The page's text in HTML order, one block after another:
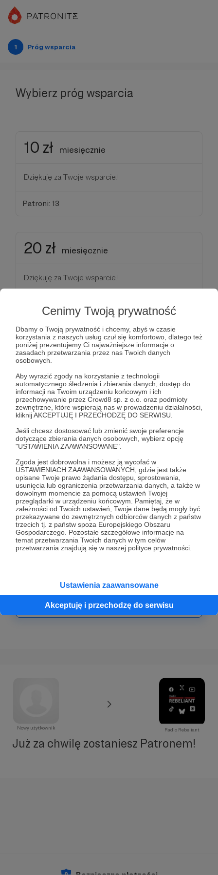
Cenimy Twoją prywatność
Dbamy o Twoją prywatność i chcemy, abyś w czasie
korzystania z naszych usług czuł się komfortowo, dlatego też
poniżej prezentujemy Ci najważniejsze informacje o
zasadach przetwarzania przez nas Twoich danych
osobowych.
Aby wyrazić zgody na korzystanie z technologii
automatycznego śledzenia i zbierania danych, dostęp do
informacji na Twoim urządzeniu końcowym i ich
przechowywanie przez Crowd8 sp. z o.o. oraz podmioty
zewnętrzne, które wspierają nas w prowadzeniu działalności,
kliknij AKCEPTUJĘ I PRZECHODZĘ DO SERWISU.
Jeśli chcesz dostosować lub zmienić swoje preferencje
dotyczące zbierania danych osobowych, wybierz opcję
"USTAWIENIA ZAAWANSOWANE".
Zgoda jest dobrowolna i możesz ją wycofać w
USTAWIENIACH ZAAWANSOWANYCH, gdzie jest także
opisane Twoje prawo żądania dostępu, sprostowania,
usunięcia lub ograniczenia przetwarzania danych, a także w
dowolnym momencie za pomocą ustawień Twojej
przeglądarki w urządzeniu końcowym. Pamiętaj, że w
zależności od Twoich ustawień, Twoje dane będą mogły być
przekazywane do zewnętrznych odbiorców danych z państw
trzecich tj. z państw spoza Europejskiego Obszaru
Gospodarczego. Pozostałe szczegółowe informacje na
temat przetwarzania Twoich danych w tym celów
przetwarzania znajdują się w naszej polityce prywatności.
Ustawienia zaawansowane
Akceptuję i przechodzę do serwisu
1 Próg wsparcia
Wybierz próg wsparcia
10 zł miesięcznie
Dziękuję za Twoje wsparcie!
Patroni: 13
20 zł miesięcznie
Dziękuję za Twoje wsparcie!
30 zł miesięcznie
Dziękuję za Twoje wsparcie!
Patroni: 4
50 zł miesięcznie
Dziękuję za Twoje wsparcie!
Patroni: 2
100 zł miesięcznie
Patroni: 1
Nowy użytkownik Radio Rebeliant
Już za chwilę zostaniesz Patronem!